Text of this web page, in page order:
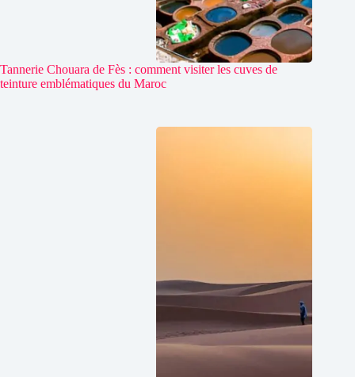
Tannerie Chouara de Fès : comment visiter les cuves de
teinture emblématiques du Maroc